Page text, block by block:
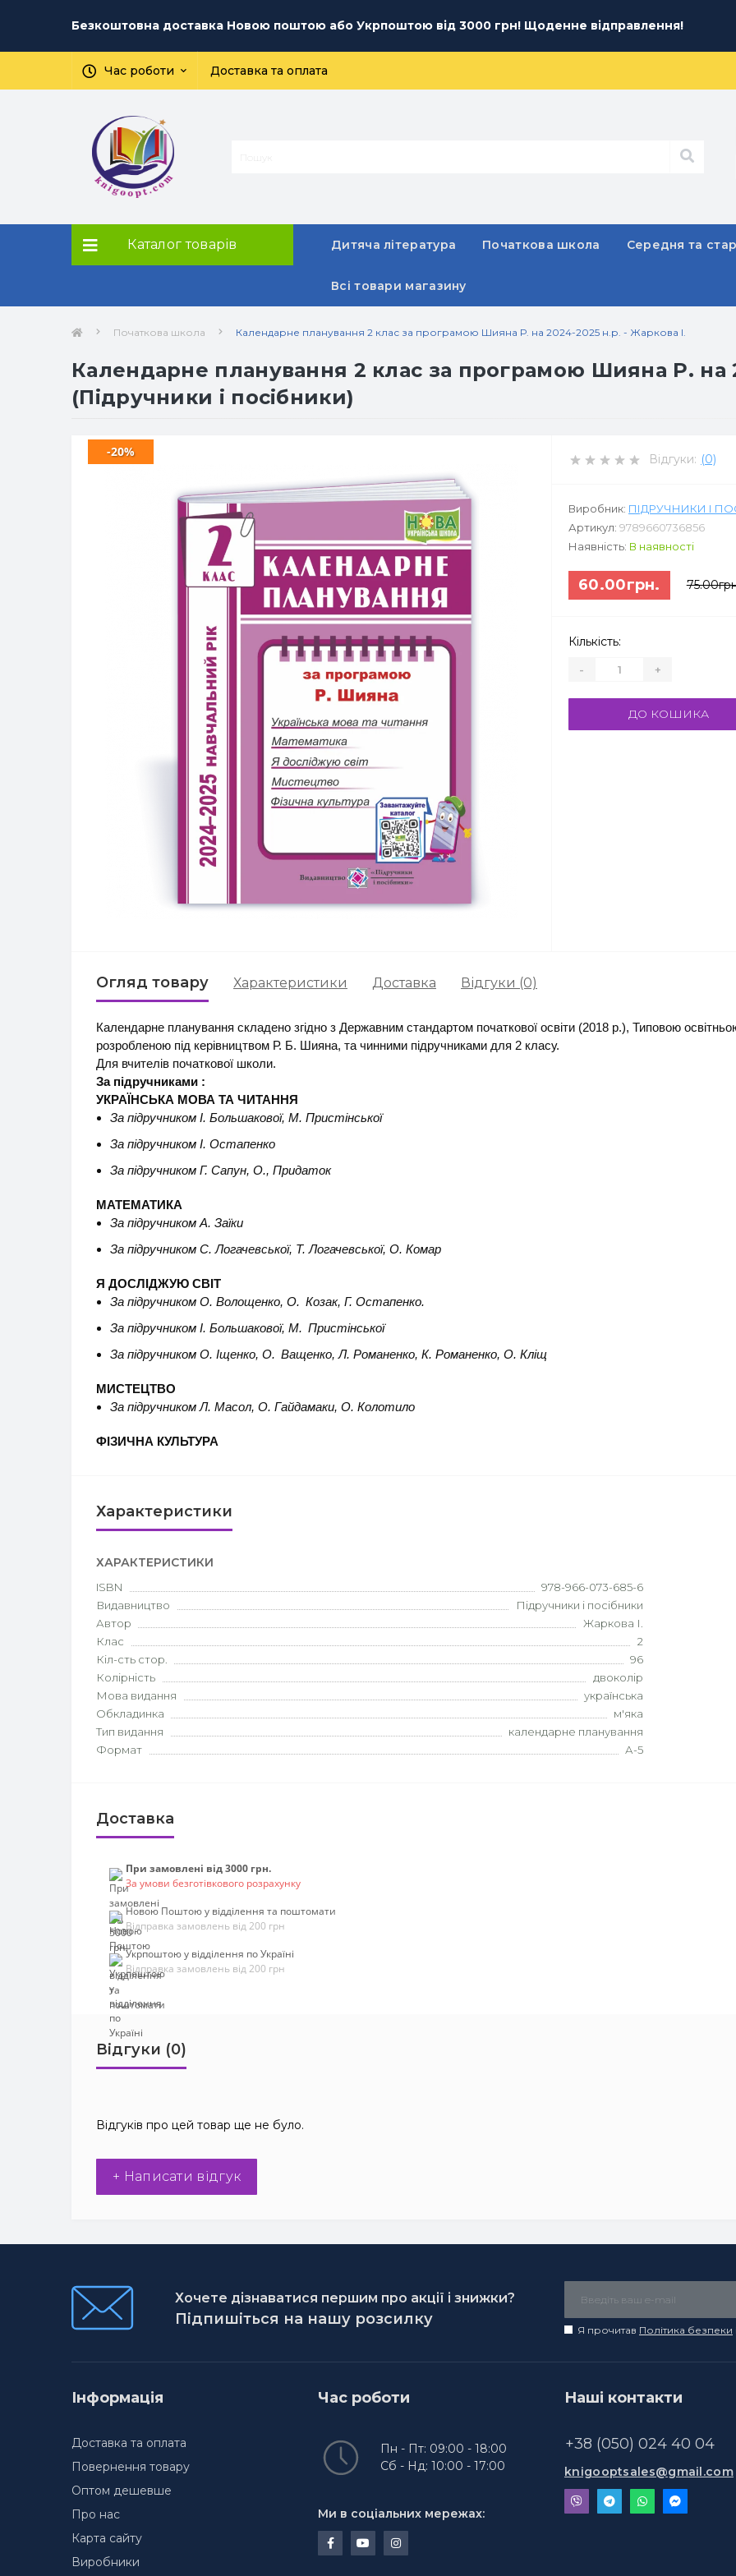
Безкоштовна доставка Новою поштою або Укрпоштою від 3000 грн! Щоденне відправлення!
Час роботи Доставка та оплата
Каталог товарів Дитяча література Початкова школа Середня та
Всі товари магазину
Початкова школа Календарне планування 2 клас за програмою Шияна Р. на 2024-2025 н.р. - Жаркова І.
Календарне планування 2 клас за програмою Шияна Р. на
(Підручники і посібники)
-20% Відгуки: (0)
Виробник: ПІДРУЧНИКИ І
Артикул: 9789660736856
Наявність: В наявності
60.00грн.
Кількість:
- +
ДО КОШИКА
Огляд товару Характеристики Доставка Відгуки (0)
Календарне планування складено згідно з Державним стандартом початкової освіти (2018 р.), Типовою
розробленою під керівництвом Р. Б. Шияна, та чинними підручниками для 2 класу.
Для вчителів початкової школи.
За підручниками :
УКРАЇНСЬКА МОВА ТА ЧИТАННЯ
За підручником І. Большакової, М. Пристінської
За підручником І. Остапенко
За підручником Г. Сапун, О., Придаток
МАТЕМАТИКА
За підручником А. Заїки
За підручником С. Логачевської, Т. Логачевської, О. Комар
Я ДОСЛІДЖУЮ СВІТ
За підручником О. Волощенко, О. Козак, Г. Остапенко.
За підручником І. Большакової, М. Пристінської
За підручником О. Іщенко, О. Ващенко, Л. Романенко, К. Романенко, О. Кліщ
МИСТЕЦТВО
За підручником Л. Масол, О. Гайдамаки, О. Колотило
ФІЗИЧНА КУЛЬТУРА
Характеристики
ХАРАКТЕРИСТИКИ
ISBN
978-966-073-685-6
Видавництво
Підручники і посібники
Автор
Жаркова І.
Клас
2
Кіл-сть стор.
96
Колірність
двоколір
Мова видання
українська
Обкладинка
м'яка
Тип видання
календарне планування
Формат
А-5
Доставка
При замовлені від 3000 грн.
За умови безготівкового розрахунку
Новою Поштою у відділення та поштомати
Відправка замовлень від 200 грн
Укрпоштою у відділення по Україні
Відправка замовлень від 200 грн
Відгуки (0)
Відгуків про цей товар ще не було.
+ Написати відгук
Хочете дізнаватися першим про акції і знижки?
Підпишіться на нашу розсилку
Я прочитав Політика безпеки
Інформація
Доставка та оплата
Повернення товару
Оптом дешевше
Про нас
Карта сайту
Виробники
Час роботи
Пн - Пт: 09:00 - 18:00
Сб - Нд: 10:00 - 17:00
Ми в соціальних мережах:
Наші контакти
+38 (050) 024 40 04
knigooptsales@gmail.com